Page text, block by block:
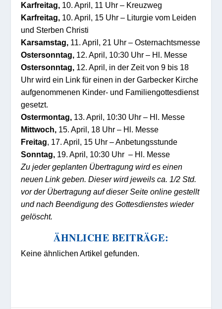
Karfreitag, 10. April, 11 Uhr – Kreuzweg
Karfreitag, 10. April, 15 Uhr – Liturgie vom Leiden
und Sterben Christi
Karsamstag, 11. April, 21 Uhr – Osternachtsmesse
Ostersonntag, 12. April, 10:30 Uhr – Hl. Messe
Ostersonntag, 12. April, in der Zeit von 9 bis 18
Uhr wird ein Link für einen in der Garbecker Kirche
aufgenommenen Kinder- und Familiengottesdienst
gesetzt.
Ostermontag, 13. April, 10:30 Uhr – Hl. Messe
Mittwoch, 15. April, 18 Uhr – Hl. Messe
Freitag, 17. April, 15 Uhr – Anbetungsstunde
Sonntag, 19. April, 10:30 Uhr – Hl. Messe
Zu jeder geplanten Übertragung wird es einen
neuen Link geben. Dieser wird jeweils ca. 1/2 Std.
vor der Übertragung auf dieser Seite online gestellt
und nach Beendigung des Gottesdienstes wieder
gelöscht.
ÄHNLICHE BEITRÄGE:
Keine ähnlichen Artikel gefunden.